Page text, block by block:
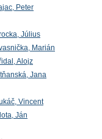
Peter
Július
Marián
Alojz
Jana
Vincent
Ján